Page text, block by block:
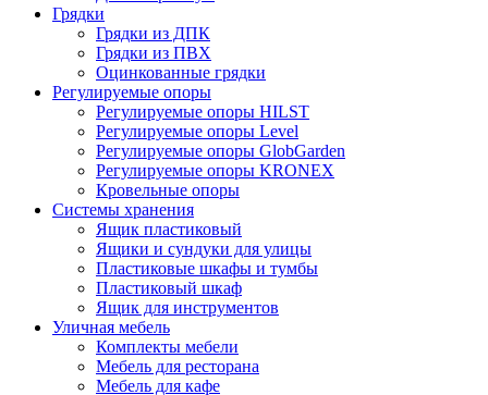
Грядки
Грядки из ДПК
Грядки из ПВХ
Оцинкованные грядки
Регулируемые опоры
Регулируемые опоры HILST
Регулируемые опоры Level
Регулируемые опоры GlobGarden
Регулируемые опоры KRONEX
Кровельные опоры
Системы хранения
Ящик пластиковый
Ящики и сундуки для улицы
Пластиковые шкафы и тумбы
Пластиковый шкаф
Ящик для инструментов
Уличная мебель
Комплекты мебели
Мебель для ресторана
Мебель для кафе